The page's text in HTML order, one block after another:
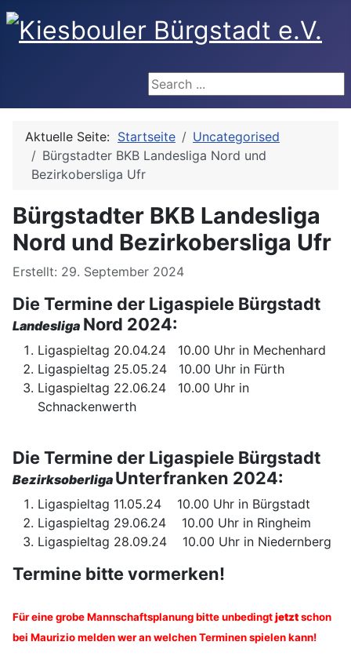
Search ...
Aktuelle Seite: Startseite
Uncategorised
Bürgstadter BKB Landesliga Nord und
Bezirkobersliga Ufr
Bürgstadter BKB Landesliga
Nord und Bezirkobersliga Ufr
Details
Erstellt: 29. September 2024
Die Termine der Ligaspiele Bürgstadt
Landesliga Nord 2024:
Ligaspieltag 20.04.24 10.00 Uhr in Mechenhard
Ligaspieltag 25.05.24 10.00 Uhr in Fürth
Ligaspieltag 22.06.24 10.00 Uhr in
Schnackenwerth
Die Termine der Ligaspiele Bürgstadt
Bezirksoberliga Unterfranken 2024:
Ligaspieltag 11.05.24 10.00 Uhr in Bürgstadt
Ligaspieltag 29.06.24 10.00 Uhr in Ringheim
Ligaspieltag 28.09.24 10.00 Uhr in Niedernberg
Termine bitte vormerken!
Für eine grobe Mannschaftsplanung bitte unbedingtjetztschon
bei Maurizio melden wer an welchen Terminen spielen kann!